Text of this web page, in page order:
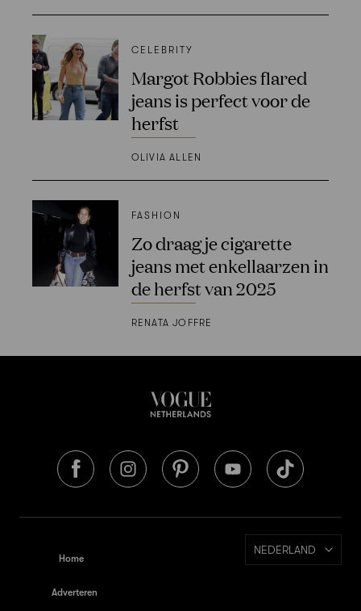
CELEBRITY
Margot Robbies flared
jeans is perfect voor de
herfst
OLIVIA ALLEN
FASHION
Zo draag je cigarette
jeans met enkellaarzen in
de herfst van 2025
RENATA JOFFRE
Home
Adverteren
NEDERLAND